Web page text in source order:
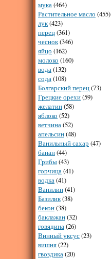
мука(464)
Растительное масло (455)
лук(423)
перец(361)
чеснок(346)
яйцо (162)
молоко (160)
вода(132)
сода(108)
Болгарский перец(73)
Грецкие орехи(59)
желатин(58)
яблоко (52)
ветчина(52)
апельсин(48)
Ванильный сахар (47)
банан(44)
Грибы(43)
горчица(41)
водка(41)
Ванилин(41)
Базилик(38)
бекон(38)
баклажан(32)
говядина(26)
Винный уксус(23)
вишня(22)
гвоздика(20)